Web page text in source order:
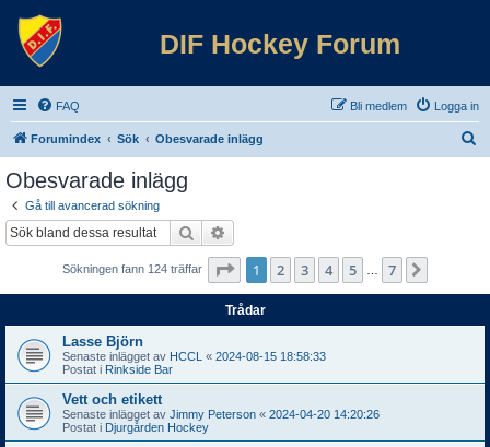
DIF Hockey Forum
FAQ Logga in
Bli medlem
Forumindex Sök Obesvarade inlägg
Obesvarade inlägg
Gå till avancerad sökning
Sök
Sökningen fann 124 träffar Sida av 7
1 2 3 4 5 7
Trådar
Lasse Björn
Senaste inlägget av HCCL « 2024-08-15 18:58:33
Postat i Rinkside Bar
Vett och etikett
Senaste inlägget av Jimmy Peterson « 2024-04-20 14:20:26
Postat i Djurgården Hockey